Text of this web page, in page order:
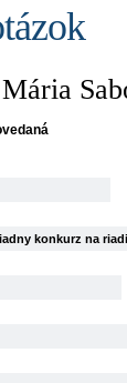
konkurz na